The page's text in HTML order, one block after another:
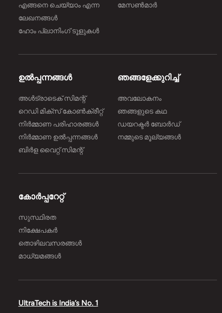
എങ്ങനെ ചെയ്യാം എന്ന
ലേഖനങ്ങൾ
ഹോം പ്ലാനിംഗ് ടൂളുകൾ
മേസൺമാർ
ഉൽപ്പന്നങ്ങൾ
അൾട്രാടെക് സിമന്റ്
റെഡി മിക്സ് കോൺക്രീറ്റ്
നിർമ്മാണ പരിഹാരങ്ങള്‍
നിർമ്മാണ ഉൽപ്പന്നങ്ങൾ
ബിർള വൈറ്റ് സിമന്റ്
ഞങ്ങളേക്കുറിച്ച്
അവലോകനം
ഞങ്ങളുടെ കഥ
ഡയറക്ടർ ബോർഡ്
നമ്മുടെ മൂല്യങ്ങൾ
കോർപ്പറേറ്റ്
സുസ്ഥിരത
നിക്ഷേപകർ
തൊഴിലവസരങ്ങൾ
മാധ്യമങ്ങൾ
UltraTech is India’s No. 1